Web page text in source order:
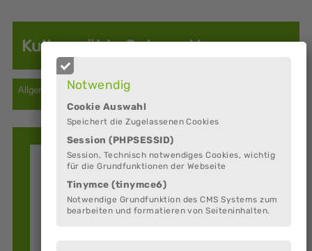
Notwendig
Cookie Auswahl
Speichert die Zugelassenen Cookies
Session (PHPSESSID)
Session, Technisch notwendiges Cookies, wichtig
für die Grundfunktionen der Webseite
Tinymce (tinymce6)
Notwendige Grundfunktion des CMS Systems zum
bearbeiten und formatieren von Seiteninhalten.
Kulturmühle Osten e.V.